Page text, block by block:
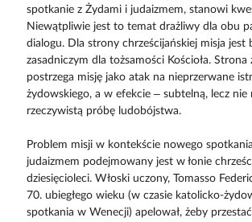
spotkanie z Żydami i judaizmem, stanowi
Niewątpliwie jest to temat drażliwy dla obu
dialogu. Dla strony chrześcijańskiej misja jest
zasadniczym dla tożsamości Kościoła.
postrzega misję jako atak na nieprzerwane
żydowskiego, a w efekcie – subtelną, lecz nie
rzeczywistą próbę ludobójstwa.
Problem misji w kontekście nowego
judaizmem podejmowany jest w łonie
dziesięcioleci. Włoski uczony, Tomasso
70. ubiegłego wieku (w czasie katolicko-
spotkania w Wenecji) apelował, żeby